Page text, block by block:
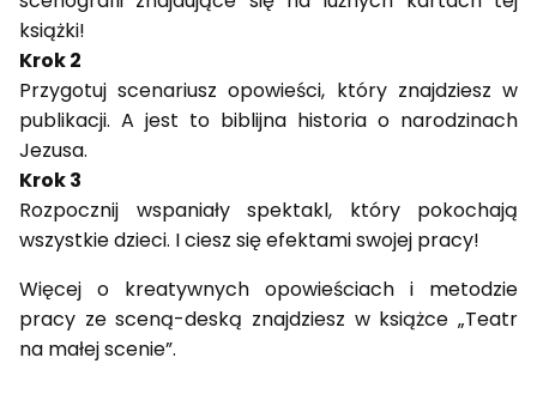
książki!
Krok 2
Przygotuj scenariusz opowieści, który znajdziesz w
publikacji. A jest to biblijna historia o narodzinach
Jezusa.
Krok 3
Rozpocznij wspaniały spektakl, który pokochają
wszystkie dzieci. I ciesz się efektami swojej pracy!
Więcej o kreatywnych opowieściach i metodzie
pracy ze sceną-deską znajdziesz w książce „Teatr
na małej scenie”.